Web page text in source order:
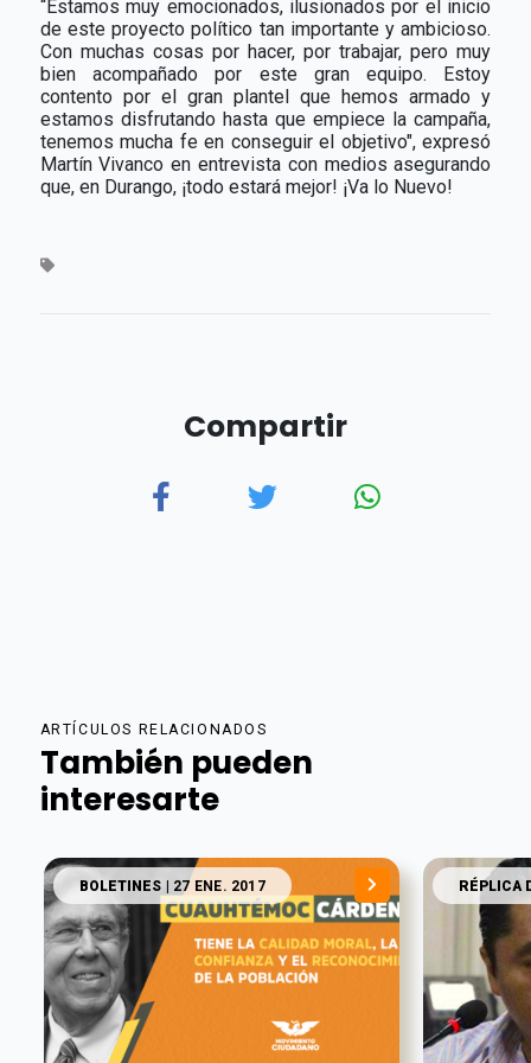
“Estamos muy emocionados, ilusionados por el inicio
de este proyecto político tan importante y ambicioso.
Con muchas cosas por hacer, por trabajar, pero muy
bien acompañado por este gran equipo. Estoy
contento por el gran plantel que hemos armado y
estamos disfrutando hasta que empiece la campaña,
tenemos mucha fe en conseguir el objetivo", expresó
Martín Vivanco en entrevista con medios asegurando
que, en Durango, ¡todo estará mejor! ¡Va lo Nuevo!
Compartir
ARTÍCULOS RELACIONADOS
También pueden
interesarte
BOLETINES | 27 ENE. 2017 RÉPLICA